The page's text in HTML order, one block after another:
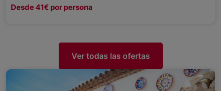
Desde 41€ por persona
Ver todas las ofertas